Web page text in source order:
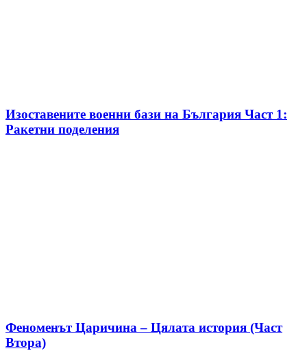
Изоставените военни бази на България Част 1:
Ракетни поделения
Феноменът Царичина – Цялата история (Част
Втора)